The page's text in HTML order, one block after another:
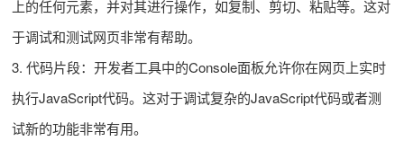
上的任何元素，并对其进行操作，如复制、剪切、粘贴等。这对
于调试和测试网页非常有帮助。
3. 代码片段：开发者工具中的Console面板允许你在网页上实时
执行JavaScript代码。这对于调试复杂的JavaScript代码或者测
试新的功能非常有用。